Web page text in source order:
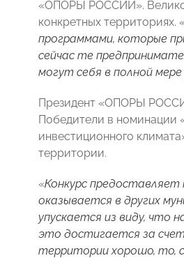
«ОПОРЫ РОССИИ». Велико
конкретных территориях. «
программами, которые
сейчас те
могут себя в полной
Президент «ОПОРЫ
Победители в номинации
инвестиционного
территории.
«Конкурс
оказывается в других
упускается из виду, что
это достигается за счет
территории хорошо, то,